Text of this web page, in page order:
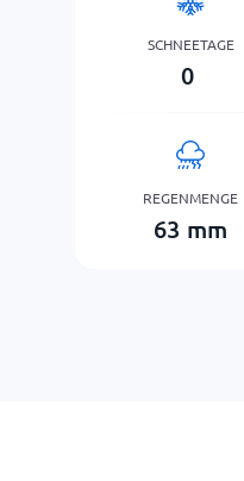
SCHNEETAGE
0
REGENMENGE
63 mm